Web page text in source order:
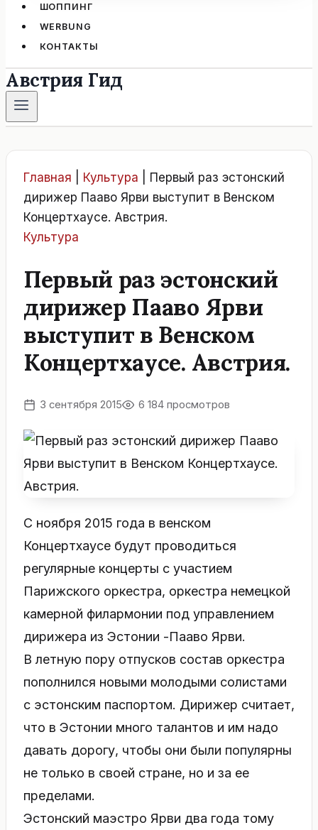
ШОППИНГ
WERBUNG
КОНТАКТЫ
Австрия Гид
Главная Культура
Первый раз эстонский
дирижер Пааво Ярви выступит в Венском
Концертхаусе. Австрия.
Культура
Первый раз эстонский
дирижер Пааво Ярви
выступит в Венском
Концертхаусе. Австрия.
3 сентября 2015 6 184 просмотров
С ноября 2015 года в венском
Концертхаусе будут проводиться
регулярные концерты с участием
Парижского оркестра, оркестра немецкой
камерной филармонии под управлением
дирижера из Эстонии -Пааво Ярви.
В летную пору отпусков состав оркестра
пополнился новыми молодыми солистами
с эстонским паспортом. Дирижер считает,
что в Эстонии много талантов и им надо
давать дорогу, чтобы они были популярны
не только в своей стране, но и за ее
пределами.
Эстонский маэстро Ярви два года тому